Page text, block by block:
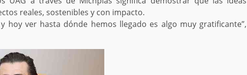
reales, sostenibles y con impacto.
hoy ver hasta dónde hemos llegado es algo muy gratificante”,